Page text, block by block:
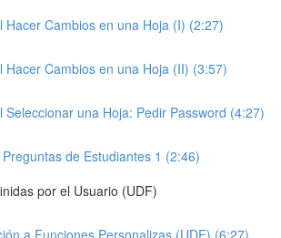
Hacer Cambios en una Hoja (I) (2:27)
Hacer Cambios en una Hoja (II) (3:57)
Seleccionar una Hoja: Pedir Password (4:27)
de Estudiantes 1 (2:46)
por el Usuario (UDF)
a Funciones Personalizas (UDF) (6:27)